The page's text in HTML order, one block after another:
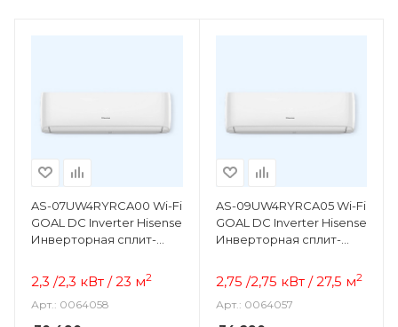
AS-07UW4RYRCA00 Wi-Fi
GOAL DC Inverter Hisense
Инверторная сплит-
2,3 /2,3 кВт / 23 м2
Арт.: 0064058
AS-09UW4RYRCA05 Wi-Fi
GOAL DC Inverter Hisense
Инверторная сплит-
2,75 /2,75 кВт / 27,5 м2
Арт.: 0064057